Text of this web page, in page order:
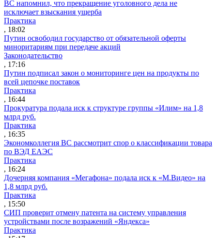
ВС напомнил, что прекращение уголовного дела не
исключает взыскания ущерба
Практика
, 18:02
Путин освободил государство от обязательной оферты
миноритариям при передаче акций
Законодательство
, 17:16
Путин подписал закон о мониторинге цен на продукты по
всей цепочке поставок
Практика
, 16:44
Прокуратура подала иск к структуре группы «Илим» на 1,8
млрд руб.
Практика
, 16:35
Экономколлегия ВС рассмотрит спор о классификации товара
по ВЭД ЕАЭС
Практика
, 16:24
Дочерняя компания «Мегафона» подала иск к «М.Видео» на
1,8 млрд руб.
Практика
, 15:50
СИП проверит отмену патента на систему управления
устройствами после возражений «Яндекса»
Практика